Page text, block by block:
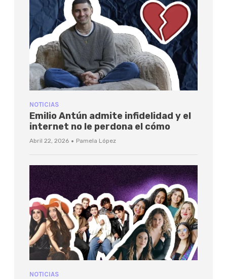
NOTICIAS
Emilio Antún admite infidelidad y el
internet no le perdona el cómo
Abril 22, 2026 · Pamela López
NOTICIAS